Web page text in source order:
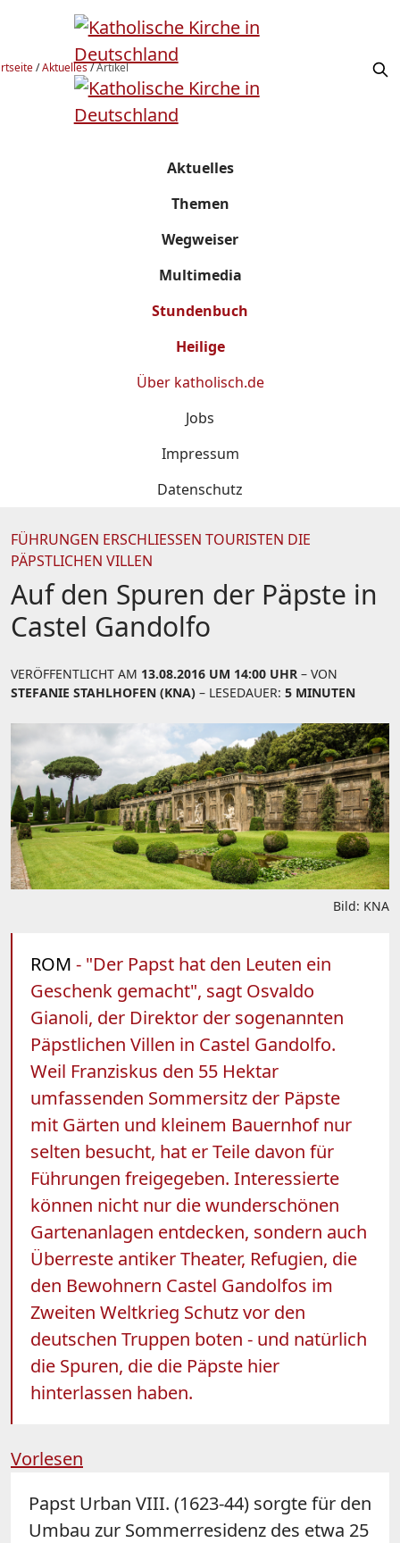
/Aktuelles/Artikel
Aktuelles
Themen
Wegweiser
Multimedia
Stundenbuch
Heilige
Über katholisch.de
Jobs
Impressum
Datenschutz
FÜHRUNGEN ERSCHLIESSEN TOURISTEN DIE P
ÄPSTLICHEN VILLEN
Auf den Spuren der Päpste in
Castel Gandolfo
VERÖFFENTLICHT AM 13.08.2016 UM 14:00 UHR – VON
STEFANIE STAHLHOFEN (KNA) – LESEDAUER: 5 MINUTEN
Bild: KNA
ROM - "Der Papst hat den Leuten ein
Geschenk gemacht", sagt Osvaldo
Gianoli, der Direktor der sogenannten
Päpstlichen Villen in Castel Gandolfo.
Weil Franziskus den 55 Hektar
umfassenden Sommersitz der Päpste
mit Gärten und kleinem Bauernhof nur
selten besucht, hat er Teile davon für
Führungen freigegeben. Interessierte
können nicht nur die wunderschönen
Gartenanlagen entdecken, sondern auch
Überreste antiker Theater, Refugien, die
den Bewohnern Castel Gandolfos im
Zweiten Weltkrieg Schutz vor den
deutschen Truppen boten - und natürlich
die Spuren, die die Päpste hier
hinterlassen haben.
Vorlesen
Papst Urban VIII. (1623-44) sorgte für den
Umbau zur Sommerresidenz des etwa 25